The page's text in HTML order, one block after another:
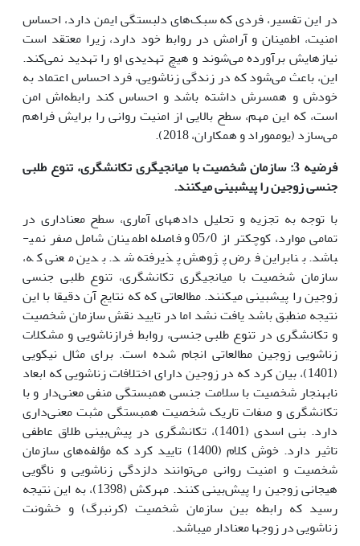
در این تفسیر، فردی که سبک‌های دلبستگی ایمن دارد، احساس
امنیت، اطمینان و آرامش در روابط خود دارد، زیرا معتقد است
نیازهایش برآورده می‌شوند و هیچ تهدیدی او را تهدید نمی‌کند.
این، باعث می‌شود که در زندگی زناشویی، فرد احساس اعتماد به
خودش و همسرش داشته باشد و احساس کند رابطه‌اش امن
است، که این مهم، سطح بالایی از امنیت روانی را برایش فراهم
می‌سازد (یومموراد و همکاران، 2018).
فرضیه 3: سازمان شخصیت با میانجیگری تکانشگری، تنوع طلبی
جنسی زوجین را پیش­بینی می­کنند.
با توجه به تجزیه و تحلیل داده­های آماری، سطح معناداری در
تمامی موارد، کوچکتر از 05/0 و فاصله اطمینان شامل صفر نمی­
باشد. بنابراین فرض پژوهش پذیرفته شد. بدین معنی که،
سازمان شخصیت با میانجیگری تکانشگری، تنوع طلبی جنسی
زوجین را پیش­بینی می­کنند. مطالعاتی که که نتایج آن دقیقا با این
نتیجه منطبق باشد یافت نشد اما در تایید نقش سازمان شخصیت
و‌ تکانشگری در تنوع طلبی جنسی، روابط فرازناشویی و مشکلات
زناشویی زوجین مطالعاتی انجام شده است. برای مثال نیکویی
(1401)، بیان کرد که در زوجین دارای اختلافات زناشویی که ابعاد
نابهنجار شخصیت با سلامت جنسی همبستگی منفی معنی‌دار و با
تکانشگری و صفات تاریک شخصیت همبستگی مثبت معنی‌داری
دارد. بنی اسدی (1401)، تکانشگری در‌‌ پیش‌بینی طلاق عاطفی
تاثیر دارد. خوش کلام (1400) تایید کرد که مؤلفه‌های سازمان
شخصیت و امنیت روانی می‌توانند دلزدگی زناشویی و ناگویی
هیجانی زوجین را پیش‌بینی کنند. مهرکش (1398)، به این نتیجه
رسید که رابطه بین سازمان شخصیت (کرنبرگ) و خشونت
زناشویی در زوج­ها معنادار می­باشد.